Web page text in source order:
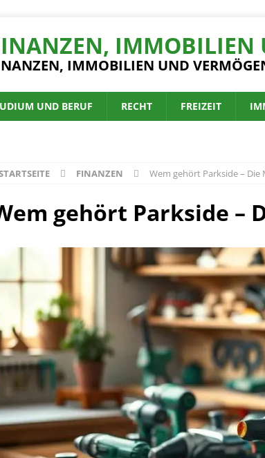
IMMOBILIEN
IMMOBILIEN UND
UND BERUF RECHT FREIZEIT
FINANZEN Wem gehört Parkside – Die
gehört Parkside –